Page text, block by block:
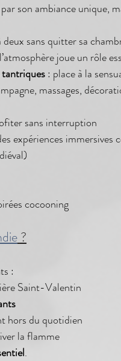
son ambiance unique,
sans quitter sa
joue un rôle
: place à la
massages,
sans interruption
expériences immersives
cocooning
?
:
Saint-Valentin
hors du quotidien
la flamme
.